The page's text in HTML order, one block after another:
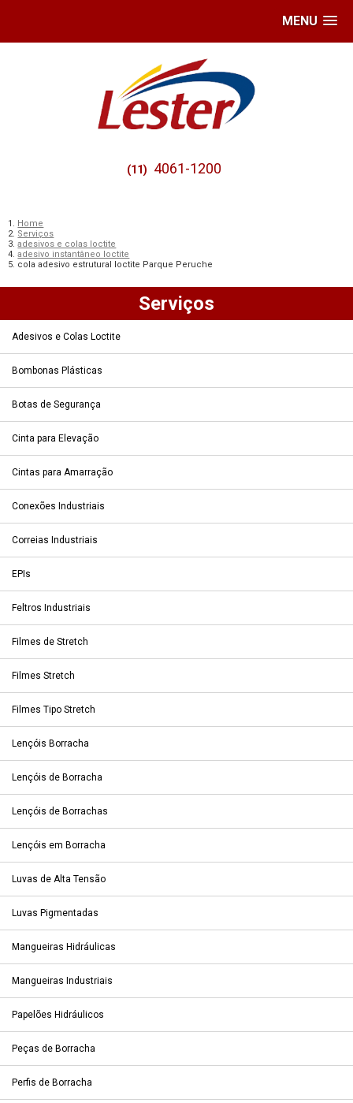
MENU
(11) 4061-1200
Home
Serviços
adesivos e colas loctite
adesivo instantâneo loctite
cola adesivo estrutural loctite Parque Peruche
Serviços
Adesivos e Colas Loctite
Bombonas Plásticas
Botas de Segurança
Cinta para Elevação
Cintas para Amarração
Conexões Industriais
Correias Industriais
EPIs
Feltros Industriais
Filmes de Stretch
Filmes Stretch
Filmes Tipo Stretch
Lençóis Borracha
Lençóis de Borracha
Lençóis de Borrachas
Lençóis em Borracha
Luvas de Alta Tensão
Luvas Pigmentadas
Mangueiras Hidráulicas
Mangueiras Industriais
Papelões Hidráulicos
Peças de Borracha
Perfis de Borracha